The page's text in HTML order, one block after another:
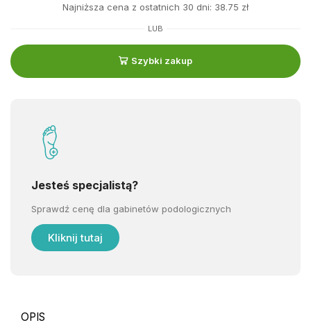
Najniższa cena z ostatnich 30 dni: 38.75 zł
LUB
Szybki zakup
Jesteś specjalistą?
Sprawdź cenę dla gabinetów podologicznych
Kliknij tutaj
OPIS